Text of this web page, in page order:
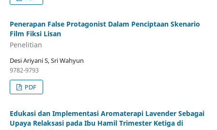
Penerapan False Protagonist Dalam Penciptaan Skenario
Film Fiksi Lisan
Penelitian
Desi Ariyani S, Sri Wahyun
9782-9793
PDF
Edukasi dan Implementasi Aromaterapi Lavender Sebagai
Upaya Relaksasi pada Ibu Hamil Trimester Ketiga di